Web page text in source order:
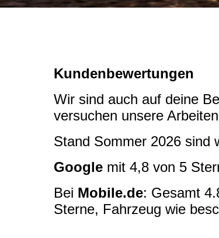
Kundenbewertungen
Wir sind auch auf deine
versuchen unsere
Stand Sommer 2026 sind
Google mit 4,8 von 5
Bei Mobile.de: Gesamt
Sterne, Fahrzeug wie